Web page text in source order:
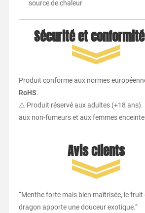
source de chaleur
Sécurité et conformité
Produit conforme aux normes
RoHS.
⚠ Produit réservé aux adultes (+18 ans).
aux non-fumeurs et aux femmes
Avis clients
“Menthe forte mais bien maîtrisée, le fruit
dragon apporte une douceur exotique.”